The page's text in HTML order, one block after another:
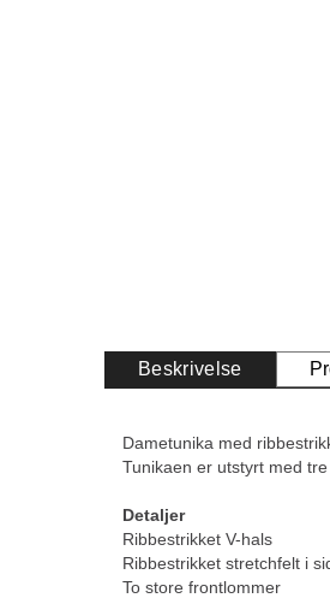
Beskrivelse
Dametunika med
Tunikaen er utstyrt med
Detaljer
Ribbestrikket V-hals
Ribbestrikket stretchfelt i
To store frontlommer